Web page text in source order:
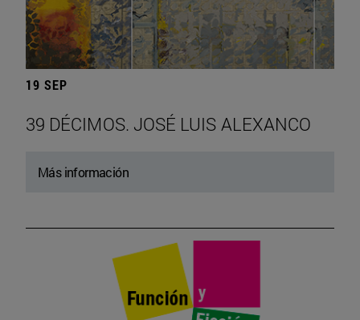
19 SEP
39 DÉCIMOS. JOSÉ LUIS ALEXANCO
Más información